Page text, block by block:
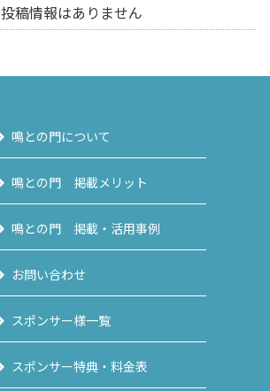
投稿情報はありません
鳴との門について
鳴との門 掲載メリット
鳴との門 掲載・活用事例
お問い合わせ
スポンサー様一覧
スポンサー特典・料金表